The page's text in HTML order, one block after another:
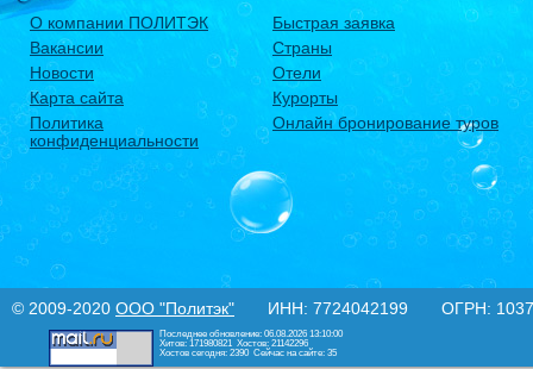
О компании ПОЛИТЭК
Вакансии
Новости
Карта сайта
Политика
конфиденциальности
Быстрая заявка
Страны
Отели
Курорты
Онлайн бронирование туров
© 2009-2020 ООО "Политэк" ИНН: 7724042199 ОГРН:
Последнее обновление: 06.08.2026 13:10:00
Хитов: 171980821 Хостов: 21142296
Хостов сегодня: 2390 Сейчас на сайте: 35